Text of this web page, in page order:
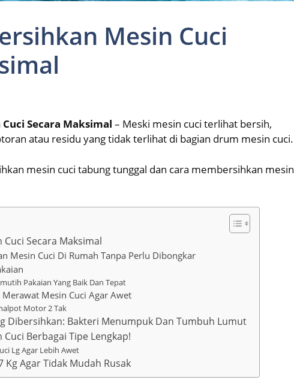
Mesin Cuci
Secara Maksimal – Meski mesin cuci terlihat bersih,
atau residu yang tidak terlihat di bagian drum mesin cuci.
mesin cuci tabung tunggal dan cara membersihkan mesin
Secara Maksimal
Mesin Cuci Di Rumah Tanpa Perlu Dibongkar
Pakaian Yang Baik Dan Tepat
Mesin Cuci Agar Awet
Motor 2 Tak
Dibersihkan: Bakteri Menumpuk Dan Tumbuh Lumut
Berbagai Tipe Lengkap!
Lg Agar Lebih Awet
Kg Agar Tidak Mudah Rusak